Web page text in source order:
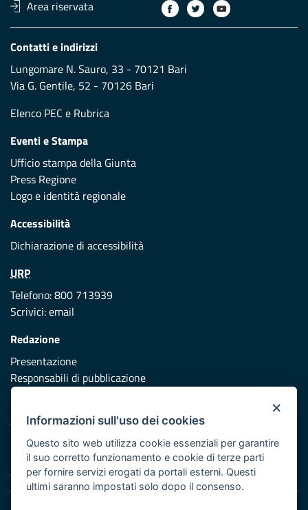
Area riservata
Contatti e indirizzi
Lungomare N. Sauro, 33 - 70121 Bari
Via G. Gentile, 52 - 70126 Bari
Elenco PEC e Rubrica
Eventi e Stampa
Ufficio stampa della Giunta
Press Regione
Logo e identità regionale
Accessibilità
Dichiarazione di accessibilità
URP
Telefono: 800 713939
Scrivici:email
Redazione
Presentazione
Responsabili di pubblicazione
Vai al sito di Protezione Civile Puglia
Iniziativa finanziata con risorse del POR Puglia 2014/2020 -
Asse XI
×
Informazioni sull'uso dei cookies
Questo sito web utilizza cookie essenziali per garantire
il suo corretto funzionamento e cookie di terze parti
per fornire servizi erogati da portali esterni. Questi
ultimi saranno impostati solo dopo il consenso.